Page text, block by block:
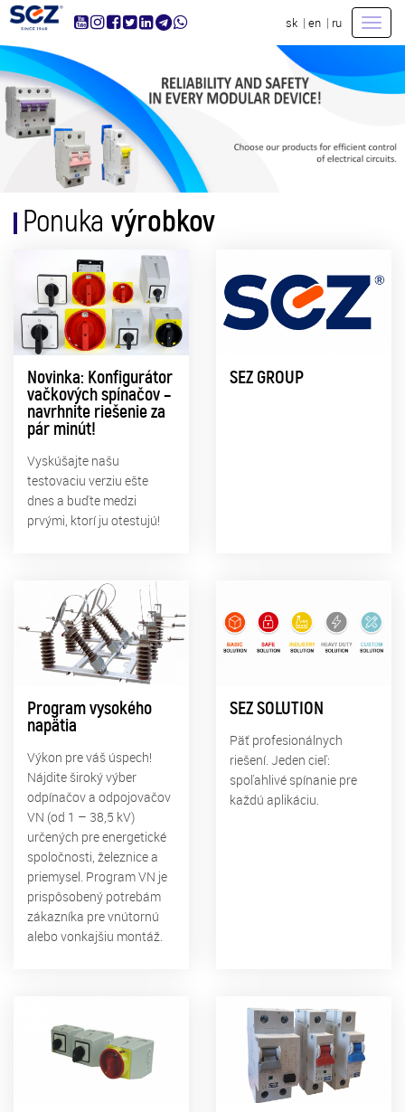
sk | en | ru
Ponuka výrobkov
Novinka: Konfigurátor
vačkových spínačov –
navrhnite riešenie za
pár minút!
Vyskúšajte našu
testovaciu verziu ešte
dnes a buďte medzi
prvými, ktorí ju otestujú!
SEZ GROUP
Program vysokého
napätia
Výkon pre váš úspech!
Nájdite široký výber
odpínačov a odpojovačov
VN (od 1 – 38,5 kV)
určených pre energetické
spoločnosti, železnice a
priemysel. Program VN je
prispôsobený potrebám
zákazníka pre vnútornú
alebo vonkajšiu montáž.
SEZ SOLUTION
Päť profesionálnych
riešení. Jeden cieľ:
spoľahlivé spínanie pre
každú aplikáciu.